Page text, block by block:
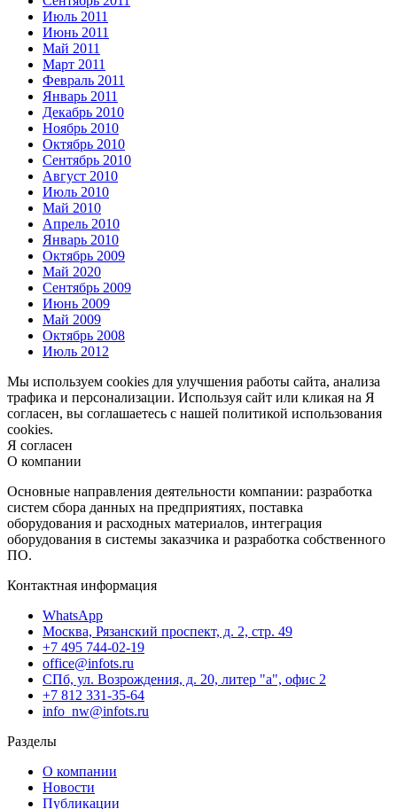
Июль 2011
Июнь 2011
Май 2011
Март 2011
Февраль 2011
Январь 2011
Декабрь 2010
Ноябрь 2010
Октябрь 2010
Сентябрь 2010
Август 2010
Июль 2010
Май 2010
Апрель 2010
Январь 2010
Октябрь 2009
Май 2020
Сентябрь 2009
Июнь 2009
Май 2009
Октябрь 2008
Июль 2012
Мы используем cookies для улучшения работы сайта, анализа
трафика и персонализации. Используя сайт или кликая на Я
согласен, вы соглашаетесь с нашей политикой использования
cookies.
Я согласен
О компании
Основные направления деятельности компании: разработка
систем сбора данных на предприятиях, поставка
оборудования и расходных материалов, интеграция
оборудования в системы заказчика и разработка собственного
ПО.
Контактная информация
WhatsApp
Москва, Рязанский проспект, д. 2, стр. 49
+7 495 744-02-19
office@infots.ru
СПб, ул. Возрождения, д. 20, литер "a", офис 2
+7 812 331-35-64
info_nw@infots.ru
Разделы
О компании
Новости
Публикации